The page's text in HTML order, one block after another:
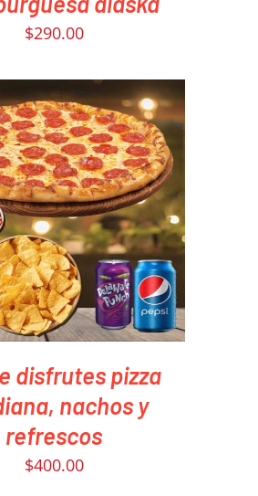
$290.00
PEDIR AHORA
/
disfrutes pizza
nachos y
refrescos
$400.00